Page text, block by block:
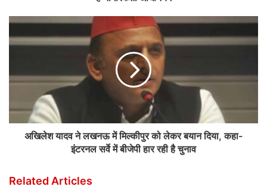
अखिलेश यादव ने लखनऊ में मिल्कीपुर को लेकर बयान दिया, कहा-
इंटरनल सर्वे में बीजेपी हार रही है चुनाव
Related Articles